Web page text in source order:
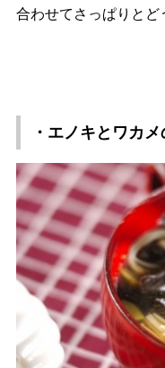
合わせてさっぱりとど
・エノキとワカ